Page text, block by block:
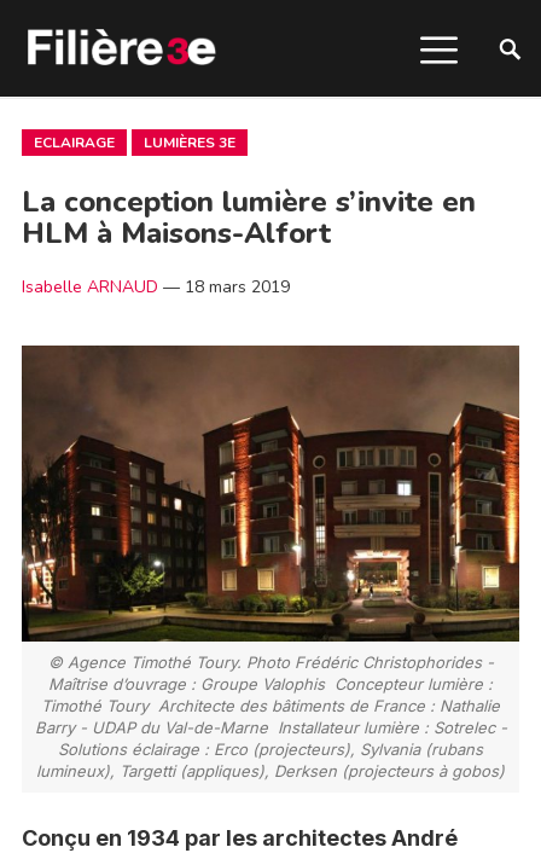
ECLAIRAGE LUMIÈRES 3E
La conception lumière s’invite en
HLM à Maisons-Alfort
Isabelle ARNAUD — 18 mars 2019
© Agence Timothé Toury. Photo Frédéric Christophorides ­
Maîtrise d’ouvrage : Groupe Valophis ­ Concepteur lumière :
Timothé Toury ­ Architecte des bâtiments de France : Nathalie
Barry - UDAP du Val-de-Marne ­ Installateur lumière : Sotrelec ­
Solutions éclairage : Erco (projecteurs), Sylvania (rubans
lumineux), Targetti (appliques), Derksen (projecteurs à gobos)
Conçu en 1934 par les architectes André